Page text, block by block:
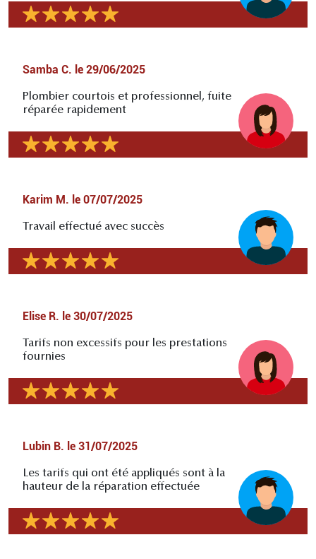
Samba C. le 29/06/2025
Plombier courtois et professionnel, fuite
réparée rapidement
Karim M. le 07/07/2025
Travail effectué avec succès
Elise R. le 30/07/2025
Tarifs non excessifs pour les prestations
fournies
Lubin B. le 31/07/2025
Les tarifs qui ont été appliqués sont à la
hauteur de la réparation effectuée